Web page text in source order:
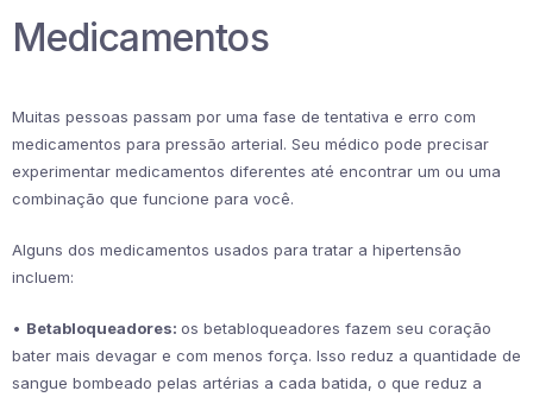
Medicamentos
Muitas pessoas passam por uma fase de tentativa e erro com
medicamentos para pressão arterial. Seu médico pode precisar
experimentar medicamentos diferentes até encontrar um ou uma
combinação que funcione para você.
Alguns dos medicamentos usados ​​para tratar a hipertensão
incluem:
• Betabloqueadores: os betabloqueadores fazem seu coração
bater mais devagar e com menos força. Isso reduz a quantidade de
sangue bombeado pelas artérias a cada batida, o que reduz a